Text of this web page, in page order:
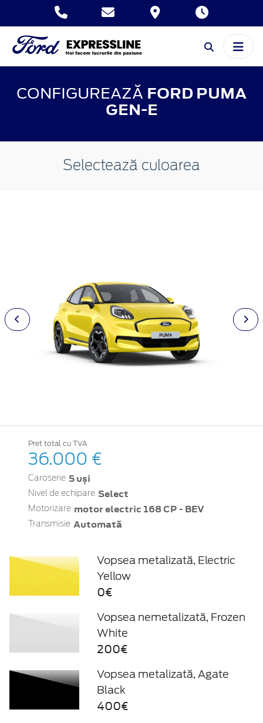
CONFIGUREAZĂ FORD PUMA
GEN-E
Selectează culoarea
Pret total cu TVA
36.000 €
Caroserie 5 uși
Nivel de echipare Select
Motorizare motor electric 168 CP - BEV
Transmisie Automată
Vopsea metalizată, Electric
Yellow
0€
Vopsea nemetalizată, Frozen
White
200€
Vopsea metalizată, Agate
Black
400€